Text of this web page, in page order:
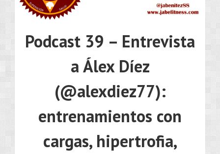
Podcast 39 – Entrevista
a Álex Díez
(@alexdiez77):
entrenamientos con
cargas, hipertrofia,